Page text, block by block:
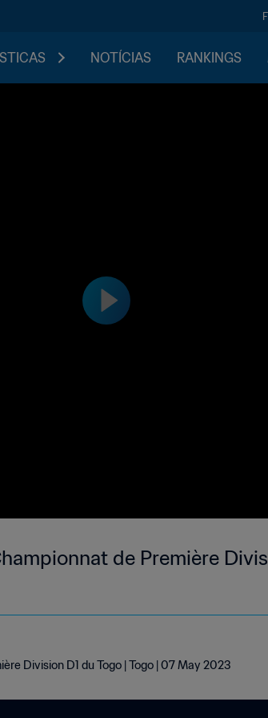
NOTÍCIAS RANKINGS
de Première
Division D1 du Togo | Togo | 07 May 2023